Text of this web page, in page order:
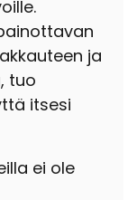
ja
tuo
itsesi
ei ole